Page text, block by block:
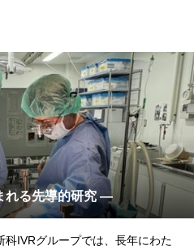
静止を保つのが難しかっ
れる先導的研究 ―
IVRグループでは、長年にわた